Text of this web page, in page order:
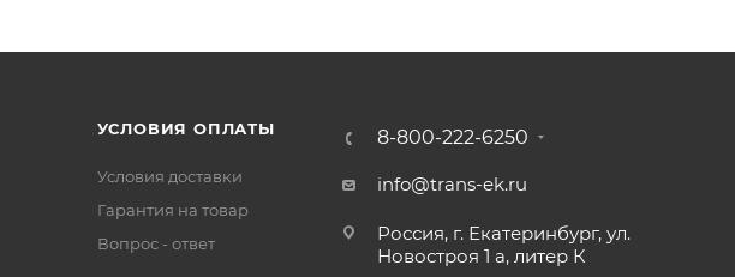
УСЛОВИЯ ОПЛАТЫ
Условия доставки
Гарантия на товар
Вопрос - ответ
8-800-222-6250
info@trans-ek.ru
Россия, г. Екатеринбург, ул.
Новостроя 1 а, литер К